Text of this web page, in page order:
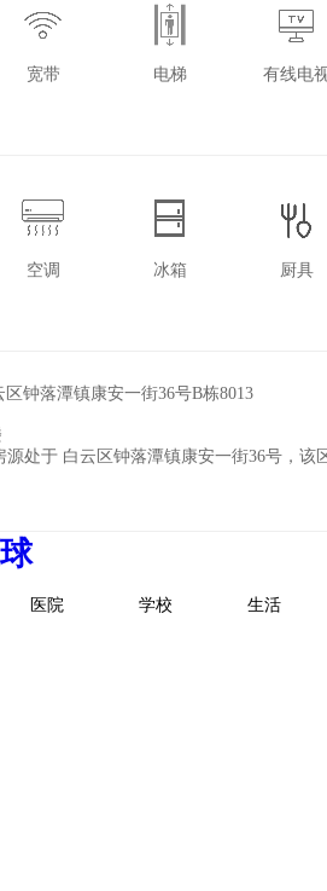
宽带 电梯 有线电
空调 冰箱 厨具
钟落潭镇康安一街36号B栋8013
源处于 白云区钟落潭镇康安一街36号，